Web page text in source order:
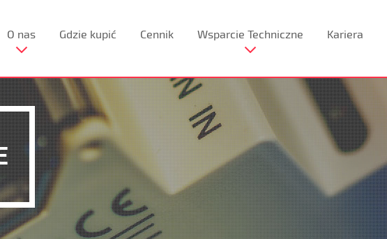
O nas Gdzie kupić Cennik Wsparcie Techniczne Kariera